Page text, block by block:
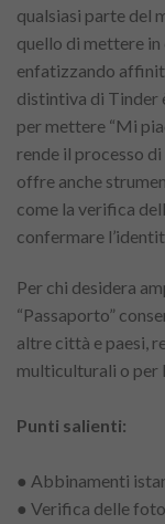
qualsiasi parte del
quello di mettere
enfatizzando
distintiva di Tinder
per mettere “Mi
rende il processo
offre anche
come la verifica
confermare
Per chi desidera
“Passaporto”
altre città e paesi,
multiculturali o per
Punti salienti:
● Abbinamenti
● Verifica delle